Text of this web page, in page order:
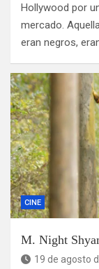
Hollywood por
mercado.
eran negros,
CINE
M. Night
19 de agosto